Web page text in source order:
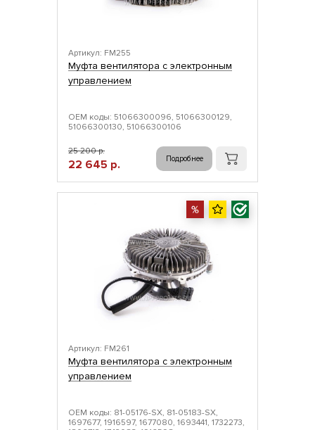
Артикул: FM255
Муфта вентилятора с электронным
управлением
ОЕМ коды: 51066300096, 51066300129,
51066300130, 51066300106
25 200 р.
22 645 р. Подробнее
Артикул: FM261
Муфта вентилятора с электронным
управлением
ОЕМ коды: 81-05176-SX, 81-05183-SX,
1697677, 1916597, 1677080, 1693441, 1732273,